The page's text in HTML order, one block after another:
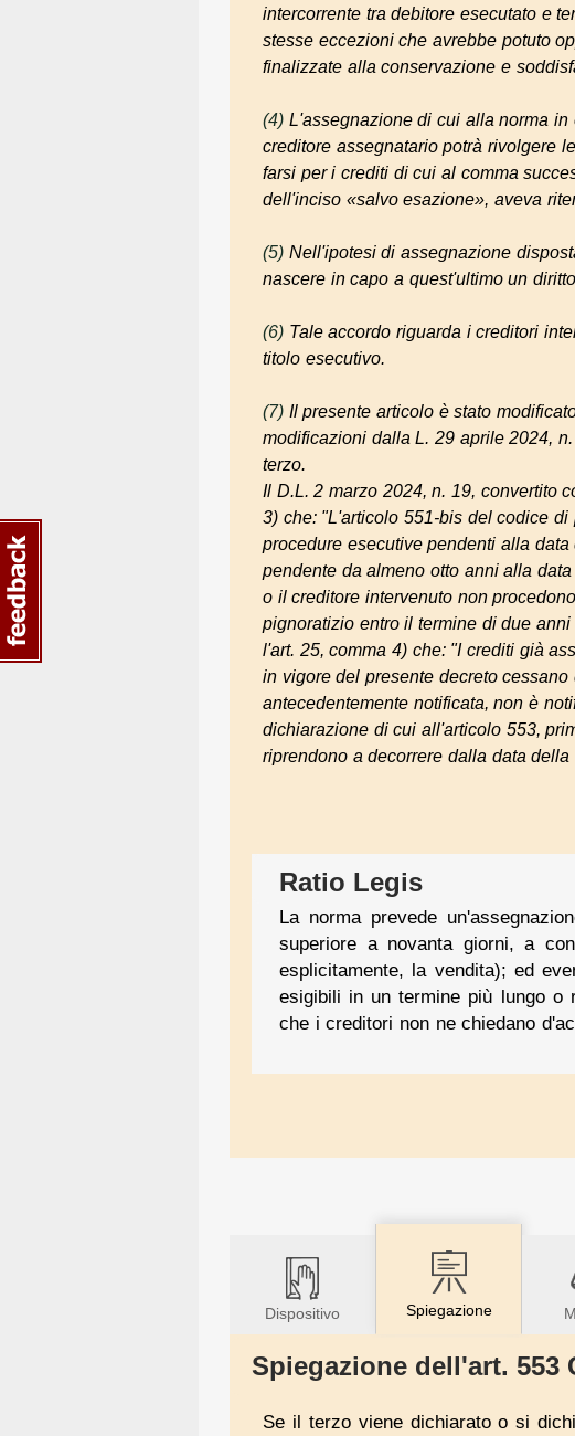
intercorrente tra debitore esecutato e
stesse eccezioni che avrebbe potuto
finalizzate alla conservazione e
(4) L'assegnazione di cui alla norma
creditore assegnatario potrà rivolgere
farsi per i crediti di cui al comma
dell'inciso «salvo esazione», aveva
(5) Nell'ipotesi di assegnazione
nascere in capo a quest'ultimo un
(6) Tale accordo riguarda i creditori
titolo esecutivo.
(7) Il presente articolo è stato
modificazioni dalla L. 29 aprile 2024,
terzo.
Il D.L. 2 marzo 2024, n. 19, convertito
3) che: "L'articolo 551-bis del codice
procedure esecutive pendenti alla
pendente da almeno otto anni alla
o il creditore intervenuto non
pignoratizio entro il termine di due
l'art. 25, comma 4) che: "I crediti già
in vigore del presente decreto
antecedentemente notificata, non è
dichiarazione di cui all'articolo 553,
riprendono a decorrere dalla data
Ratio Legis
La norma prevede
superiore a novanta giorni, a
esplicitamente, la vendita); ed
esigibili in un termine più lungo o
che i creditori non ne chiedano
Dispositivo Spiegazione
Spiegazione dell'art.
Se il terzo viene dichiarato o si